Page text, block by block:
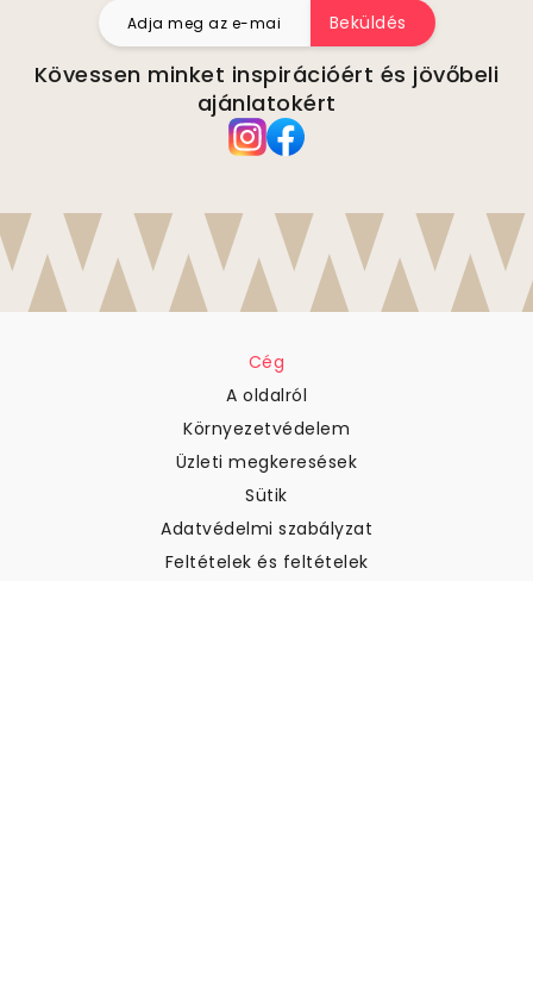
Beküldés
Kövessen minket inspirációért és jövőbeli
ajánlatokért
Cég
A oldalról
Környezetvédelem
Üzleti megkeresések
Sütik
Adatvédelmi szabályzat
Feltételek és feltételek